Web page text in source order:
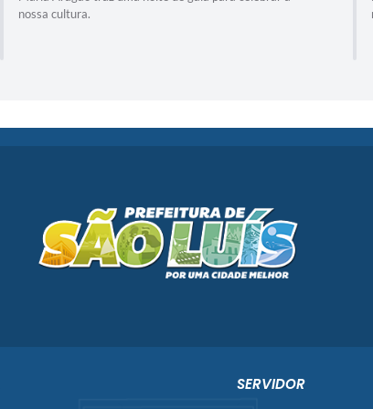
recebe um ...
SERVIDOR